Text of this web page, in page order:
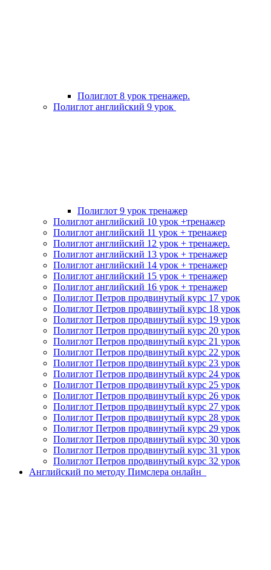
Полиглот 8 урок тренажер.
Полиглот английский 9 урок
Полиглот 9 урок тренажер
Полиглот английский 10 урок +тренажер
Полиглот английский 11 урок + тренажер
Полиглот английский 12 урок + тренажер.
Полиглот английский 13 урок + тренажер
Полиглот английский 14 урок + тренажер
Полиглот английский 15 урок + тренажер
Полиглот английский 16 урок + тренажер
Полиглот Петров продвинутый курс 17 урок
Полиглот Петров продвинутый курс 18 урок
Полиглот Петров продвинутый курс 19 урок
Полиглот Петров продвинутый курс 20 урок
Полиглот Петров продвинутый курс 21 урок
Полиглот Петров продвинутый курс 22 урок
Полиглот Петров продвинутый курс 23 урок
Полиглот Петров продвинутый курс 24 урок
Полиглот Петров продвинутый курс 25 урок
Полиглот Петров продвинутый курс 26 урок
Полиглот Петров продвинутый курс 27 урок
Полиглот Петров продвинутый курс 28 урок
Полиглот Петров продвинутый курс 29 урок
Полиглот Петров продвинутый курс 30 урок
Полиглот Петров продвинутый курс 31 урок
Полиглот Петров продвинутый курс 32 урок
Английский по методу Пимслера онлайн_